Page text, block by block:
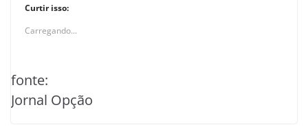
Curtir isso:
Carregando...
fonte:
Jornal Opção